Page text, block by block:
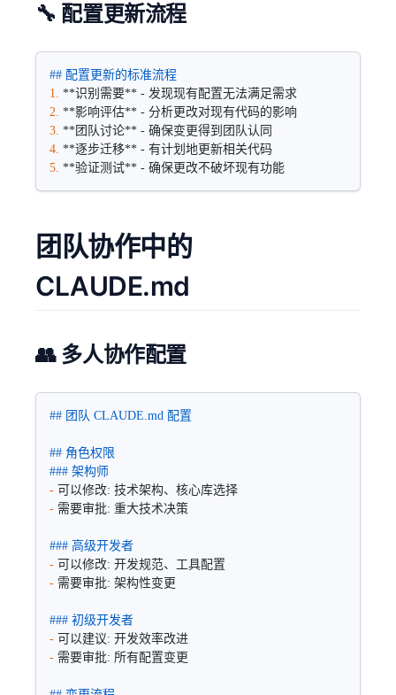
🔧 配置更新流程
## 配置更新的标准流程
1. **识别需要** - 发现现有配置无法满足需求
2. **影响评估** - 分析更改对现有代码的影响
3. **团队讨论** - 确保变更得到团队认同
4. **逐步迁移** - 有计划地更新相关代码
5. **验证测试** - 确保更改不破坏现有功能
团队协作中的
CLAUDE.md
👥 多人协作配置
## 团队 CLAUDE.md 配置
## 角色权限
### 架构师
- 可以修改: 技术架构、核心库选择
- 需要审批: 重大技术决策
### 高级开发者
- 可以修改: 开发规范、工具配置
- 需要审批: 架构性变更
### 初级开发者
- 可以建议: 开发效率改进
- 需要审批: 所有配置变更